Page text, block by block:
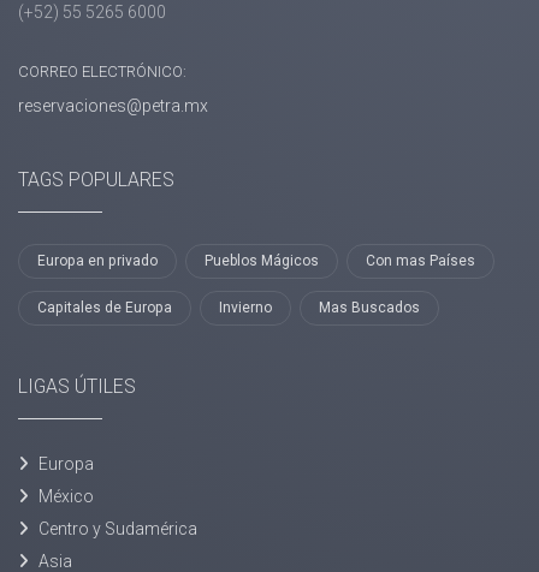
(+52) 55 5265 6000
CORREO ELECTRÓNICO:
reservaciones@petra.mx
TAGS POPULARES
Europa en privado Pueblos Mágicos Con mas Países
Capitales de Europa Invierno Mas Buscados
LIGAS ÚTILES
Europa
México
Centro y Sudamérica
Asia